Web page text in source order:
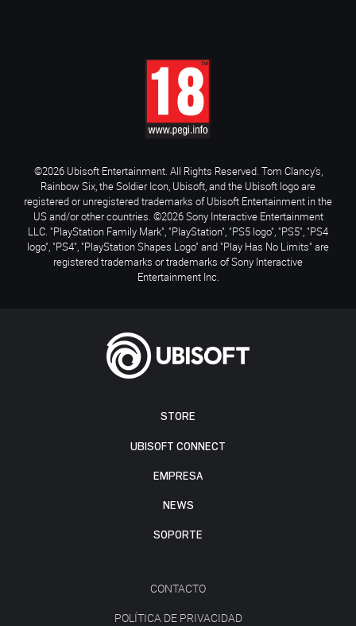
STORE
UBISOFT CONNECT
EMPRESA
NEWS
SOPORTE
CONTACTO
POLÍTICA DE PRIVACIDAD
©2026 Ubisoft Entertainment. All Rights Reserved. Tom Clancy’s,
Rainbow Six, the Soldier Icon, Ubisoft, and the Ubisoft logo are
registered or unregistered trademarks of Ubisoft Entertainment in the
US and/or other countries. ©2026 Sony Interactive Entertainment
LLC. "PlayStation Family Mark", "PlayStation", "PS5 logo", "PS5", "PS4
logo", "PS4", "PlayStation Shapes Logo" and "Play Has No Limits" are
registered trademarks or trademarks of Sony Interactive
Entertainment Inc.